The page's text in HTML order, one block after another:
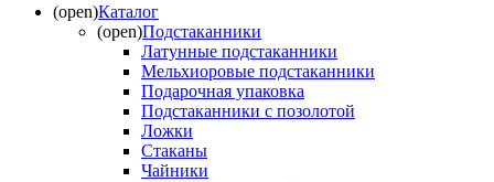
(open)Каталог
(open)Подстаканники
Латунные подстаканники
Мельхиоровые подстаканники
Подарочная упаковка
Подстаканники с позолотой
Ложки
Стаканы
Чайники